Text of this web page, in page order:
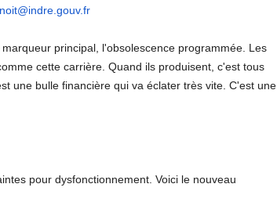
gouv.fr
principal, l'obsolescence programmée. Les
cette carrière. Quand ils produisent, c'est tous
une bulle financière qui va éclater très vite. C'est une
pour dysfonctionnement. Voici le nouveau